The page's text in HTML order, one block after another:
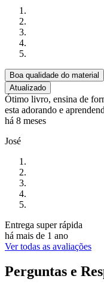
Boa qualidade do material
Atualizado
Ótimo livro, ensina de
esta adorando e
há 8 meses
José
Entrega super rápida
há mais de 1 ano
Ver todas as avaliações
Perguntas e